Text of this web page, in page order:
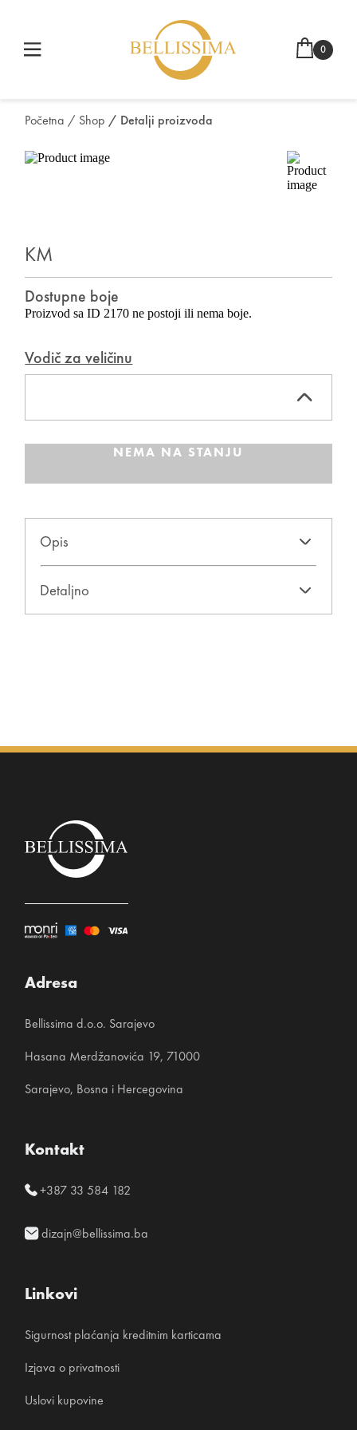
0
Početna / Shop / Detalji proizvoda
KM
Dostupne boje
Proizvod sa ID 2170 ne postoji ili nema boje.
Vodič za veličinu
NEMA NA STANJU
Opis
Detaljno
Adresa
Bellissima d.o.o. Sarajevo
Hasana Merdžanovića 19, 71000
Sarajevo, Bosna i Hercegovina
Kontakt
+387 33 584 182
dizajn@bellissima.ba
Linkovi
Sigurnost plaćanja kreditnim karticama
Izjava o privatnosti
Uslovi kupovine